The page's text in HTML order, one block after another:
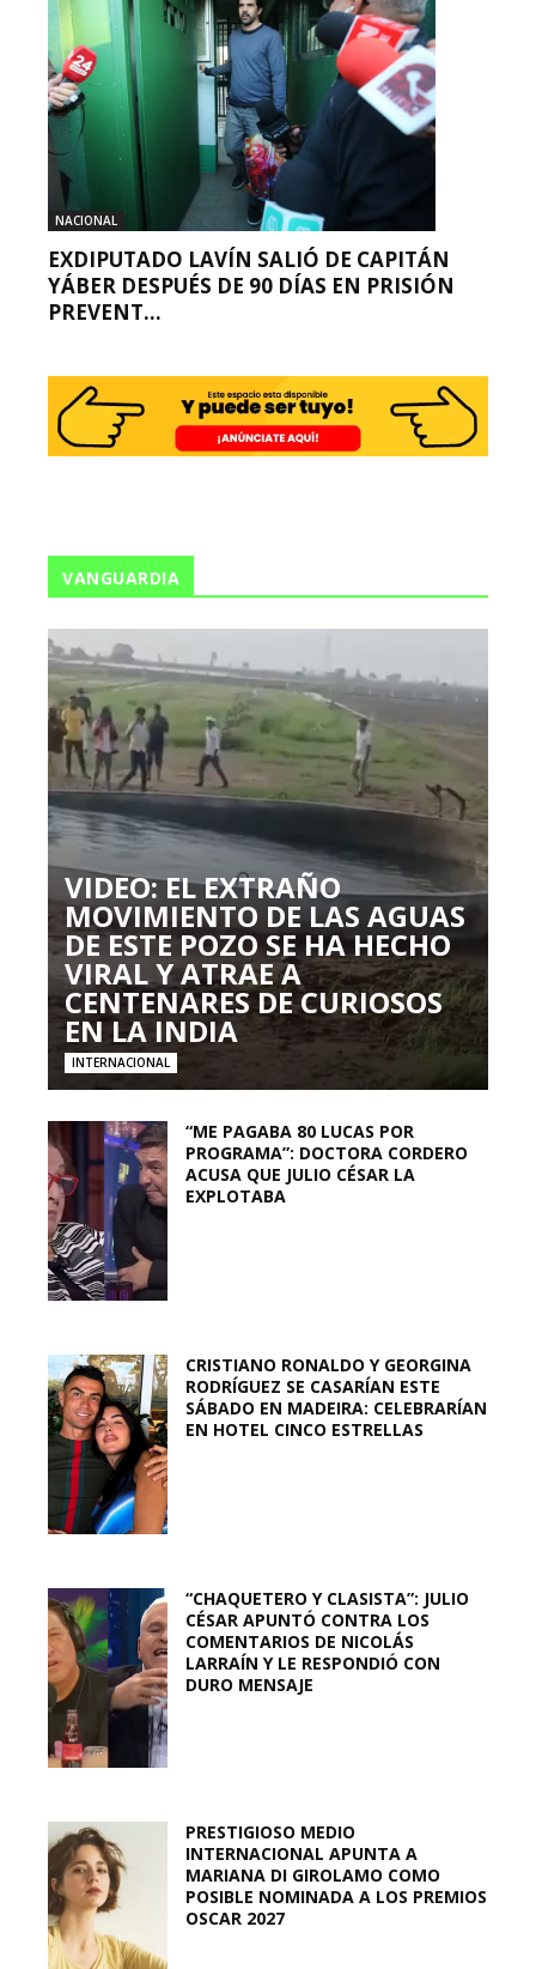
NACIONAL
EXDIPUTADO LAVÍN SALIÓ DE CAPITÁN
YÁBER DESPUÉS DE 90 DÍAS EN PRISIÓN
PREVENT...
VANGUARDIA
VIDEO: EL EXTRAÑO
MOVIMIENTO DE LAS AGUAS
DE ESTE POZO SE HA HECHO
VIRAL Y ATRAE A
CENTENARES DE CURIOSOS
EN LA INDIA
INTERNACIONAL
“ME PAGABA 80 LUCAS POR
PROGRAMA”: DOCTORA CORDERO
ACUSA QUE JULIO CÉSAR LA
EXPLOTABA
CRISTIANO RONALDO Y GEORGINA
RODRÍGUEZ SE CASARÍAN ESTE
SÁBADO EN MADEIRA: CELEBRARÍAN
EN HOTEL CINCO ESTRELLAS
“CHAQUETERO Y CLASISTA”: JULIO
CÉSAR APUNTÓ CONTRA LOS
COMENTARIOS DE NICOLÁS
LARRAÍN Y LE RESPONDIÓ CON
DURO MENSAJE
PRESTIGIOSO MEDIO
INTERNACIONAL APUNTA A
MARIANA DI GIROLAMO COMO
POSIBLE NOMINADA A LOS PREMIOS
OSCAR 2027